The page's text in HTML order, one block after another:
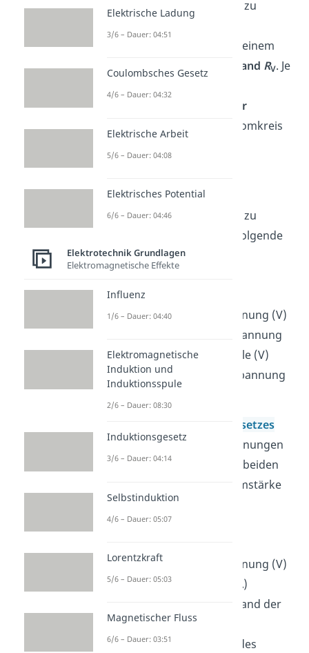
Um die Leerlaufspannung
zu
Spannungsmessgerät mit einem
möglichst hohem
Widerstand RV. Je
weniger
Stromfluss existiert im Stromkreis
Um dieLeerlaufspannung
zu
berechnen, benötigst du folgende
Formel:
UList die Leerlaufspannung (V)
ist die abfallende Spannung
an der Spannungsquelle (V)
U Vist die abfallende Spannung
am Messgerät (V)
ohmschen Gesetzes
kannst du die beiden Spannungen
UundU auch durch ihre beiden
Widerstände und die Stromstärke
ausdrücken:
U ist die Leerlaufspannung (V)
I ist die Stromstärke (A)
ist der Innenwiderstand der
Spannungsquelle (Ω)
R ist der Widerstand des
Elektrische Ladung
3/6 – Dauer: 04:51
Coulombsches Gesetz
4/6 – Dauer: 04:32
Elektrische Arbeit
5/6 – Dauer: 04:08
Elektrisches Potential
6/6 – Dauer: 04:46
Elektrotechnik Grundlagen
Elektromagnetische Effekte
Influenz
1/6 – Dauer: 04:40
Elektromagnetische
Induktion und
Induktionsspule
2/6 – Dauer: 08:30
Induktionsgesetz
3/6 – Dauer: 04:14
Selbstinduktion
4/6 – Dauer: 05:07
Lorentzkraft
5/6 – Dauer: 05:03
Magnetischer Fluss
6/6 – Dauer: 03:51